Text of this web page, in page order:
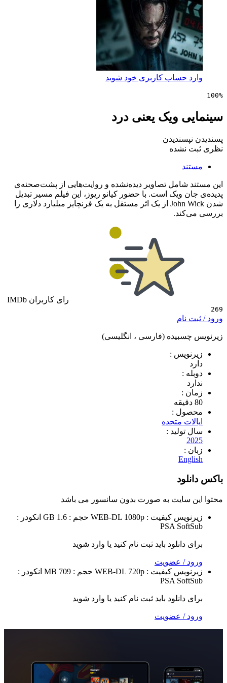
حساب کاربری خود شوید
ویک یعنی درد
نشده
شامل تصاویر دیده‌نشده و روایت‌هایی از پشت‌صحنه‌ی
ویک است. با حضور کیانو ریوز، این فیلم مسیر تبدیل
شدن John Wick از یک اثر مستقل به یک فرنچایز میلیارد دلاری را
رای کاربران IMDb
نام
(فارسی ، انگلیسی)
:
:
متحده
:
سایت به صورتبدون سانسورمی باشد
کیفیت : WEB-DL 1080p حجم : GB 1.6
انکودر :
PSA
دانلود باید ثبت نام کنید یا وارد شوید
/ عضویت
کیفیت : WEB-DL 720p حجم : 709 MB
انکودر :
PSA
دانلود باید ثبت نام کنید یا وارد شوید
/ عضویت